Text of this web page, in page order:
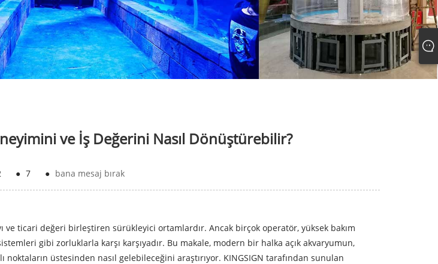
ve İş Değerini Nasıl Dönüştürebilir?
● 7 ● bana mesaj bırak
ve ticari değeri birleştiren sürükleyici ortamlardır. Ancak birçok operatör, yüksek bakım
gibi zorluklarla karşı karşıyadır. Bu makale, modern bir halka açık akvaryumun,
üstesinden nasıl gelebileceğini araştırıyor. KINGSIGN tarafından sunulan